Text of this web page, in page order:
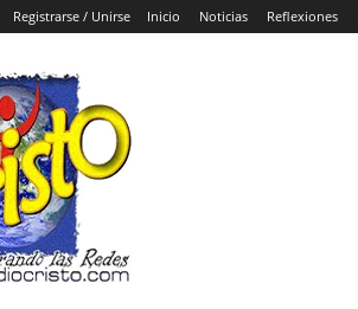
Registrarse / Unirse Inicio Noticias Reflexiones